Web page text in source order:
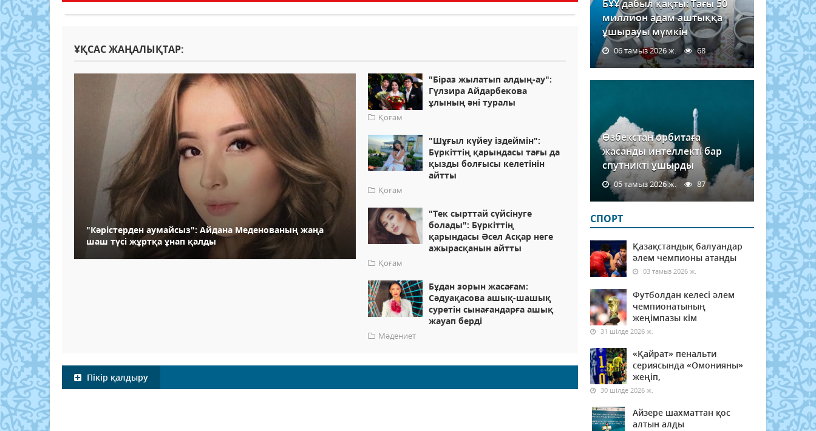
ҰҚСАС ЖАҢАЛЫҚТАР:
"Кәрістерден аумайсыз": Айдана Меденованың жаңа
шаш түсі жұртқа ұнап қалды
"Біраз жылатып алдың-ау":
Гүлзира Айдарбекова
ұлының әні туралы
Қоғам
"Шұғыл күйеу іздеймін":
Бүркіттің қарындасы тағы да
қызды болғысы келетінін
айтты
Қоғам
"Тек сырттай сүйсінуге
болады": Бүркіттің
қарындасы Әсел Асқар неге
ажырасқанын айтты
Қоғам
Бұдан зорын жасағам:
Сәдуақасова ашық-шашық
суретін сынағандарға ашық
жауап берді
Мәдениет
Пікір қалдыру
БҰҰ дабыл қақты: Тағы 50
миллион адам аштыққа
ұшырауы мүмкін
06 тамыз 2026 ж. 68
Өзбекстан орбитаға
жасанды интеллекті бар
спутникті ұшырды
05 тамыз 2026 ж. 87
СПОРТ
Қазақстандық балуандар
әлем чемпионы атанды
03 тамыз 2026 ж.
Футболдан келесі әлем
чемпионатының
жеңімпазы кім
31 шілде 2026 ж.
«Қайрат» пенальти
сериясында «Омонияны»
жеңіп,
30 шілде 2026 ж.
Айзере шахматтан қос
алтын алды